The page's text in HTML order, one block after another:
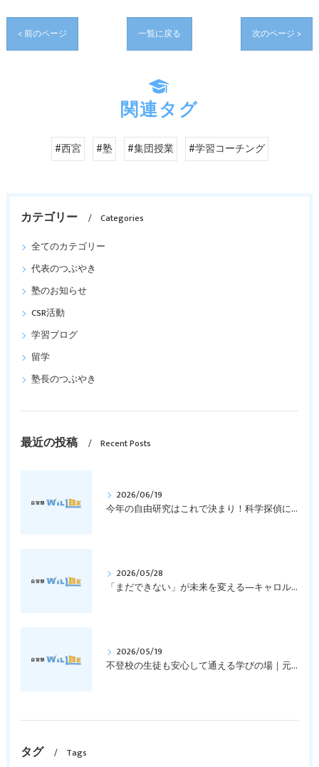
< 前のページ 一覧に戻る 次のページ >
関連タグ
#西宮 #塾 #集団授業 #学習コーチング
カテゴリー
Categories
全てのカテゴリー
代表のつぶやき
塾のお知らせ
CSR活動
学習ブログ
留学
塾長のつぶやき
最近の投稿 Recent Posts
2026/06/19
今年の自由研究はこれで決まり！科学探偵になって指紋の謎を解き明かそう！｜元中学高校教員で私立学校の放課後校内塾を経営する西宮・今津の習いごと教室＆自習塾WillBe
2026/05/28
「まだできない」が未来を変える―キャロル・ドゥエックの成長マインドセットとは？｜元中学高校教員で私立学校の放課後校内塾を経営する西宮・今津の習いごと教室＆自習塾WillBe
2026/05/19
不登校の生徒も安心して通える学びの場｜元中学高校教員で私立学校の放課後校内塾を経営する西宮・今津の習いごと教室＆自習塾WillBe
タグ Tags